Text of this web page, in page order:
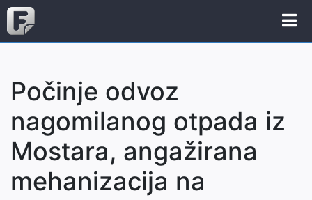
Počinje odvoz
nagomilanog otpada iz
Mostara, angažirana
mehanizacija na